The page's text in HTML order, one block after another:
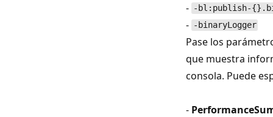
- -bl:publish-
- -binaryLogger
Pase los
que muestra
consola. Puede
-